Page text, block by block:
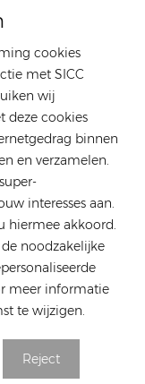
cookies
met SICC
wij
deze cookies
binnen
en verzamelen.
interesses aan.
hiermee akkoord.
noodzakelijke
meer informatie
te wijzigen.
Reject
2000-4T